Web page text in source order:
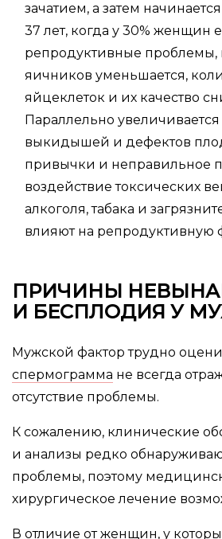
зачатием, а затем
37 лет, когда у 30% женщин
репродуктивные проблемы,
яичников уменьшается,
яйцеклеток и их качество
Параллельно
выкидышей и дефектов
привычки и неправильное
воздействие токсических
алкоголя, табака и
влияют на репродуктивную
ПРИЧИНЫ
И БЕСПЛОДИЯ У
Мужской фактор трудно
спермограмма не всегда
отсутствие проблемы.
К сожалению, клинические
и анализы редко
проблемы, поэтому
хирургическое лечение
В отличие от женщин, у